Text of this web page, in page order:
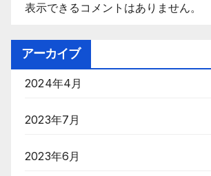
表示できるコメントはありません。
アーカイブ
2024年4月
2023年7月
2023年6月